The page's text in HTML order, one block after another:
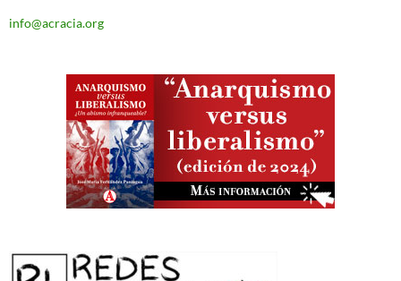
info@acracia.org